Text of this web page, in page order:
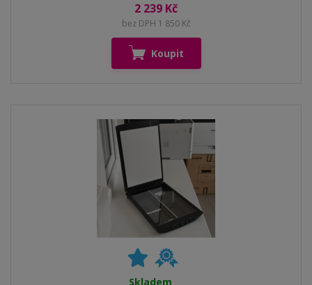
2 239 Kč
bez DPH 1 850 Kč
Koupit
Skladem